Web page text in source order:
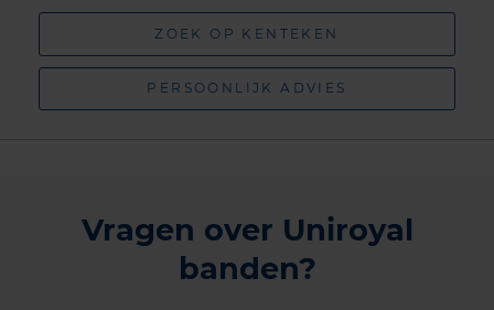
ZOEK OP KENTEKEN
PERSOONLIJK ADVIES
Vragen over Uniroyal
banden?